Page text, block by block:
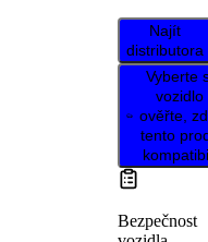
Najít
distributora
Vyberte
vozidlo
ověřte,
tento
Bezpečnost